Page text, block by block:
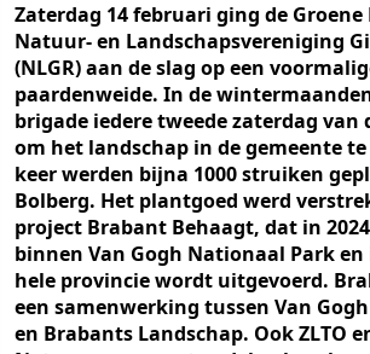
Zaterdag 14 februari ging de Groene
Natuur- en Landschapsvereniging
(NLGR) aan de slag op een
paardenweide. In de
brigade iedere tweede zaterdag van
om het landschap in de gemeente
keer werden bijna 1000 struiken
Bolberg. Het plantgoed werd
project Brabant Behaagt, dat in
binnen Van Gogh Nationaal Park
hele provincie wordt uitgevoerd.
een samenwerking tussen Van
en Brabants Landschap. Ook ZLTO